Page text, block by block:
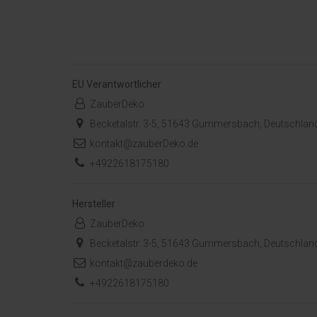
EU Verantwortlicher
ZauberDeko
Becketalstr. 3-5, 51643 Gummersbach,
kontakt@zauberDeko.de
+4922618175180
Hersteller
ZauberDeko
Becketalstr. 3-5, 51643 Gummersbach,
kontakt@zauberdeko.de
+4922618175180